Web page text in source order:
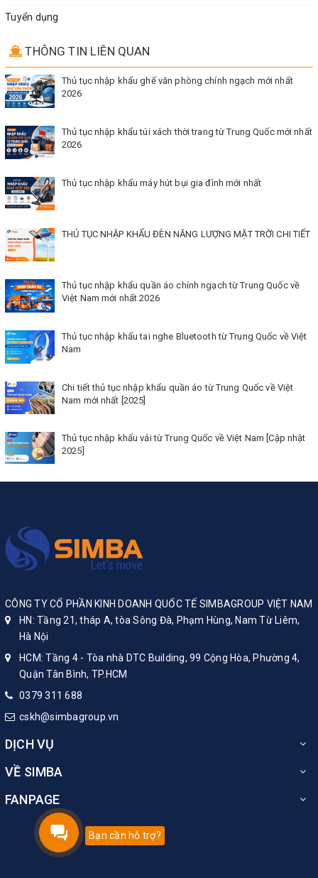
Tuyển dụng
THÔNG TIN LIÊN QUAN
Thủ tục nhập khẩu ghế văn phòng chính ngạch mới nhất
2026
Thủ tục nhập khẩu túi xách thời trang từ Trung Quốc mới nhất
2026
Thủ tục nhập khẩu máy hút bụi gia đình mới nhất
THỦ TỤC NHẬP KHẨU ĐÈN NĂNG LƯỢNG MẶT TRỜI CHI TIẾT
Thủ tục nhập khẩu quần áo chính ngạch từ Trung Quốc về
Việt Nam mới nhất 2026
Thủ tục nhập khẩu tai nghe Bluetooth từ Trung Quốc về Việt
Nam
Chi tiết thủ tục nhập khẩu quần áo từ Trung Quốc về Việt
Nam mới nhất [2025]
Thủ tục nhập khẩu vải từ Trung Quốc về Việt Nam [Cập nhật
2025]
CÔNG TY CỔ PHẦN KINH DOANH QUỐC TẾ SIMBAGROUP VIỆT NAM
HN: Tầng 21, tháp A, tòa Sông Đà, Phạm Hùng, Nam Từ Liêm,
Hà Nội
HCM: Tầng 4 - Tòa nhà DTC Building, 99 Cộng Hòa, Phường 4,
Quận Tân Bình, TP.HCM
0379 311 688
cskh@simbagroup.vn
DỊCH VỤ
VỀ SIMBA
FANPAGE
Bạn cần hỗ trợ?